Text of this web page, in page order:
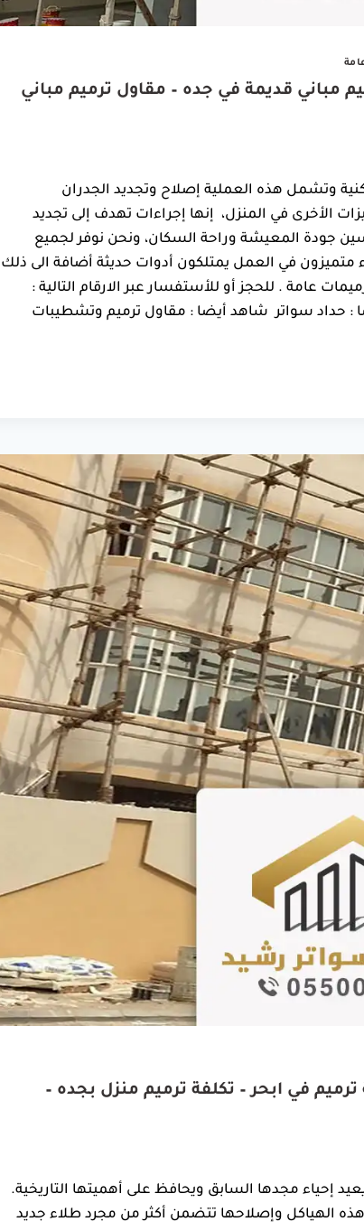
وترميم منازل جدة ت: 0550025546 ترميم مباني قديمة في جده – مقاول ترميم مباني
وتشمل هذه العملية إصلاح وتجديد الجدران
الأخرى في المنزل، إنها إجراءات تهدف إلى تجديد
جودة المعيشة وراحة السكان، ونحن نوفر لجميع
متميزون في العمل يمتلكون أدوات حديثة أضافة الى ذلك
عامة . للحجز أو للأستفسار عبر الارقام التالية :
واتساب: 0550025546 شاهد أيضا : حداد سواتر شاهد أيضا : مقاول ترميم وتشطيبات
في جدة ت: 0550025546 شركة ترميم في ابحر – تكلفة ترميم منزل بجده –
إحياء مجدها السابق ويحافظ على أهميتها التاريخية.
الهياكل وإصلاحها تتضمن أكثر من مجرد طلاء جديد